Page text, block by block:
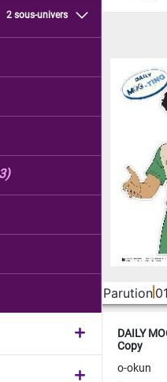
2 sous-univers
Parution
DAILY
Copy
o-okun